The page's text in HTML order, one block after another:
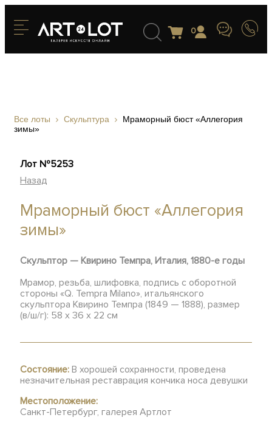
0
Все лоты Скульптура
Мраморный бюст «Аллегория
зимы»
Лот №5253
Назад
Мраморный бюст «Аллегория
зимы»
Скульптор — Квирино Темпра, Италия, 1880-е годы
Мрамор, резьба, шлифовка, подпись с оборотной
стороны «Q. Tempra Milano», итальянского
скульптора Квирино Темпра (1849 — 1888), размер
(в/ш/г): 58 х 36 х 22 см
Состояние: В хорошей сохранности, проведена
незначительная реставрация кончика носа девушки
Местоположение:
Санкт-Петербург, галерея Артлот